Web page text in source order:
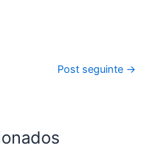
Post seguinte →